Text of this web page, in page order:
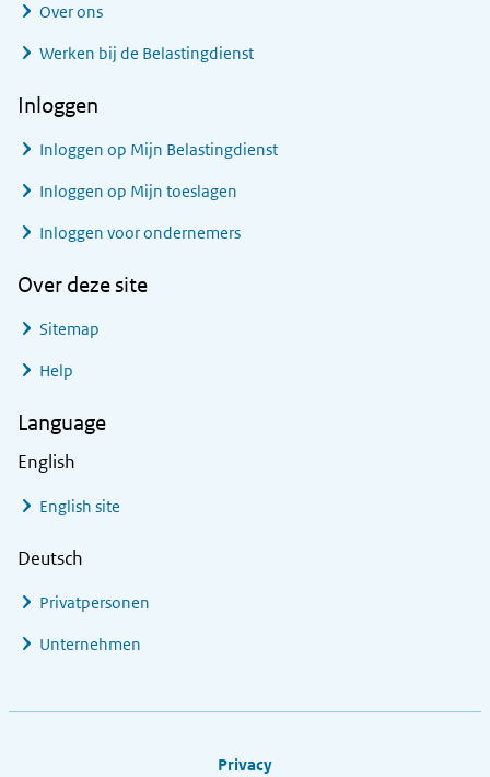
Over ons
Werken bij de Belastingdienst
Inloggen
Inloggen op Mijn Belastingdienst
Inloggen op Mijn toeslagen
Inloggen voor ondernemers
Over deze site
Sitemap
Help
Language
English
English site
Deutsch
Privatpersonen
Unternehmen
Privacy